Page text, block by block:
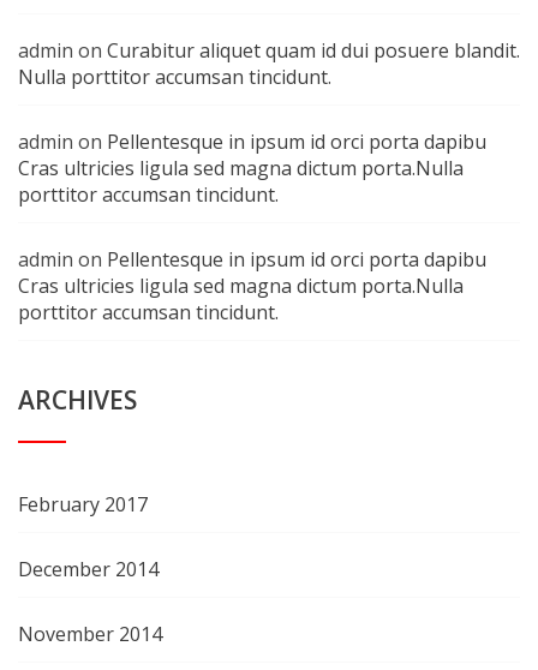
admin on Curabitur aliquet quam id dui posuere blandit.
Nulla porttitor accumsan tincidunt.
admin on Pellentesque in ipsum id orci porta dapibu
Cras ultricies ligula sed magna dictum porta.Nulla
porttitor accumsan tincidunt.
admin on Pellentesque in ipsum id orci porta dapibu
Cras ultricies ligula sed magna dictum porta.Nulla
porttitor accumsan tincidunt.
ARCHIVES
February 2017
December 2014
November 2014